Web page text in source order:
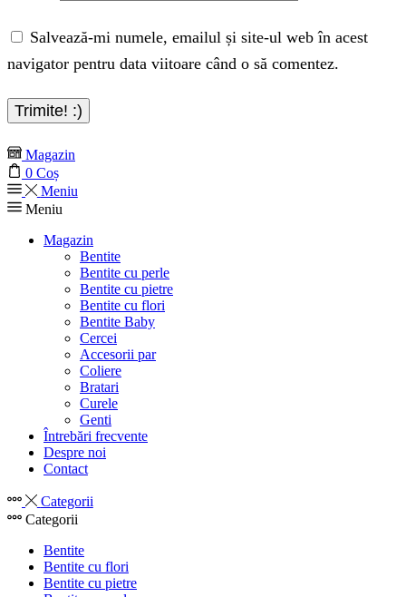
Salvează-mi numele, emailul și site-ul web în acest
navigator pentru data viitoare când o să comentez.
Magazin
0 Coș
Meniu
Meniu
Magazin
Bentite
Bentite cu perle
Bentite cu pietre
Bentite cu flori
Bentite Baby
Cercei
Accesorii par
Coliere
Bratari
Curele
Genti
Întrebări frecvente
Despre noi
Contact
Categorii
Categorii
Bentite
Bentite cu flori
Bentite cu pietre